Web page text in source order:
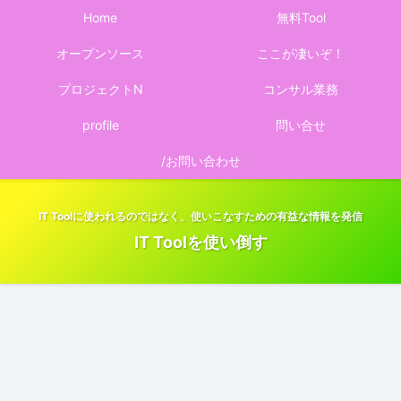
IT Toolに使われるのではなく、使いこなすための有益な情報を発信
IT Toolを使い倒す
Home 無料Tool
オープンソース ここが凄いぞ！
プロジェクトN コンサル業務
profile 問い合せ
/お問い合わせ